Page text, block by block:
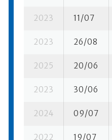
2023 11/07
2023 26/08
2025 20/06
2023 30/06
2024 09/07
2022 19/07